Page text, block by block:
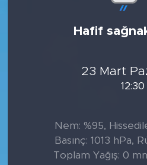
Hafif
23 Mart
12:30
Nem: %95,
Basınç: 1013 hPa,
Toplam Yağış: 0